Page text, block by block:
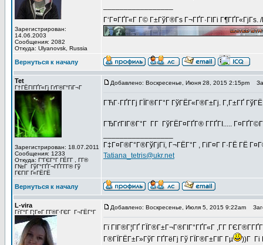
Зарегистрирован:
14.06.2003
Сообщения: 2082
Откуда: Ulyanovsk, Russia
Г‘Г¤ГҐГ«Г Г© Г±ГўГ®Гѕ Г¬ГҐГ·ГІГі Г¶ГҐГ«ГјГѕ.
Вернуться к началу
Tet
Г†ГЁГІГҐГ«Гј ГґГ®Г°ГіГ¬Г
Зарегистрирован: 18.07.2011
Сообщения: 1233
Откуда: Г“ГЄГ°Г ГЁГ­Г , Г­Г®
Г№Г ГўГ°ГҐГ¬ГҐГ­Г­Г® Гў
Г€ГІГ Г«ГЁГЁ
Добавлено: Воскресенье, Июня 28, 2015 2:15pm
ГЋГ·ГҐГ­Гј ГЇГ®Г­Г°Г ГўГЁГ«Г®Г±Гј. Г‚Г±ГҐ
ГЂГґГІГ®Г°Г Г­Г ГўГЁГ¤ГҐГ® Г­ГҐГІ.....
Г‡Г¤Г®Г°Г®ГўГјГї, Г¬ГЁГ°Г , ГіГ¤Г Г·ГЁ ГЁ
Tatiana_tetris@ukr.net
Вернуться к началу
L-vira
ГѓГ°Г Г¦Г¤Г Г­Г®Г·ГЄГ Г¬ГЁГ°Г
Добавлено: Воскресенье, Июля 5, 2015 9:22am
Гї ГІГ®Г¦ГҐ ГЇГ®Г±Г¬Г®ГІГ°ГҐГ«Г ,Г­Г
Г®ГЇГЁГ±Г»ГўГ ГҐГёГј Гў ГЇГ®Г±ГІГ Гµ
))Г Гі